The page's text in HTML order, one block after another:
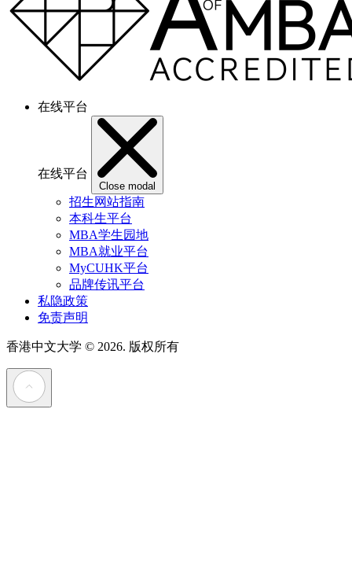
在线平台
在线平台
Close modal
招生网站指南
本科生平台
MBA学生园地
MBA就业平台
MyCUHK平台
品牌传讯平台
私隐政策
免责声明
香港中文大学 © 2026. 版权所有